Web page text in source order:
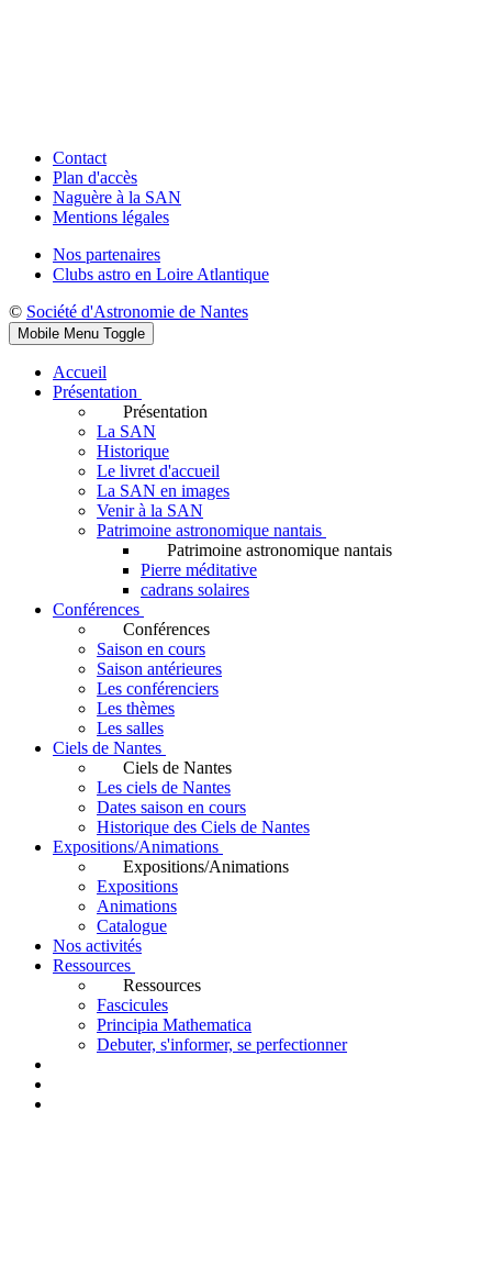
Contact
Plan d'accès
Naguère à la SAN
Mentions légales
Nos partenaires
Clubs astro en Loire Atlantique
© Société d'Astronomie de Nantes
Mobile Menu Toggle
Accueil
Présentation
Présentation
La SAN
Historique
Le livret d'accueil
La SAN en images
Venir à la SAN
Patrimoine astronomique nantais
Patrimoine astronomique nantais
Pierre méditative
cadrans solaires
Conférences
Conférences
Saison en cours
Saison antérieures
Les conférenciers
Les thèmes
Les salles
Ciels de Nantes
Ciels de Nantes
Les ciels de Nantes
Dates saison en cours
Historique des Ciels de Nantes
Expositions/Animations
Expositions/Animations
Expositions
Animations
Catalogue
Nos activités
Ressources
Ressources
Fascicules
Principia Mathematica
Debuter, s'informer, se perfectionner